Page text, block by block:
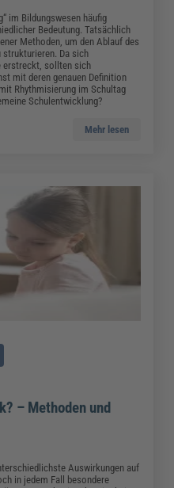
im Bildungswesen häufig
Bedeutung. Tatsächlich
Methoden, um den Ablauf des
Da sich
erstreckt, sollten sich
mit deren genauen Definition
Rhythmisierung im Schultag
Schulentwicklung?
Mehr lesen
– Methoden und
Auswirkungen auf
in jedem Fall besondere